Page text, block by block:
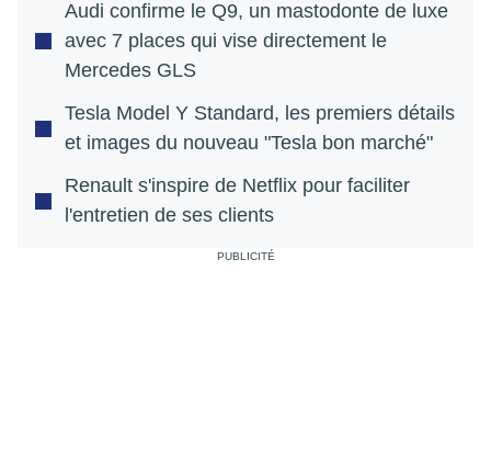
Audi confirme le Q9, un mastodonte de luxe
avec 7 places qui vise directement le
Mercedes GLS
Tesla Model Y Standard, les premiers détails
et images du nouveau "Tesla bon marché"
Renault s'inspire de Netflix pour faciliter
l'entretien de ses clients